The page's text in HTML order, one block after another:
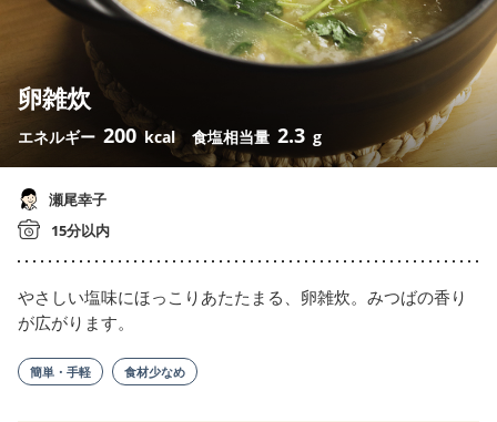
卵雑炊
エネルギー 200 kcal 食塩相当量 2.3 g
瀬尾幸子
15分以内
やさしい塩味にほっこりあたたまる、卵雑炊。みつばの香り
が広がります。
簡単・手軽 食材少なめ